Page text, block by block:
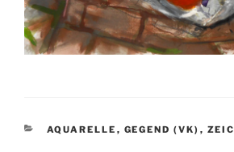
KATEGORIEN
AQUARELLE , GEGEND (VK) ,